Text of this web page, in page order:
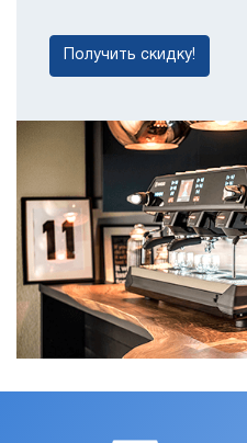
Получить скидку!